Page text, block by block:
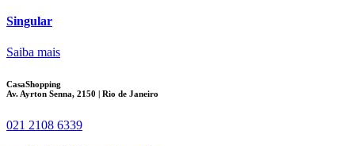
Singular
Saiba mais
CasaShopping
Av. Ayrton Senna, 2150 | Rio de Janeiro
021 2108 6339